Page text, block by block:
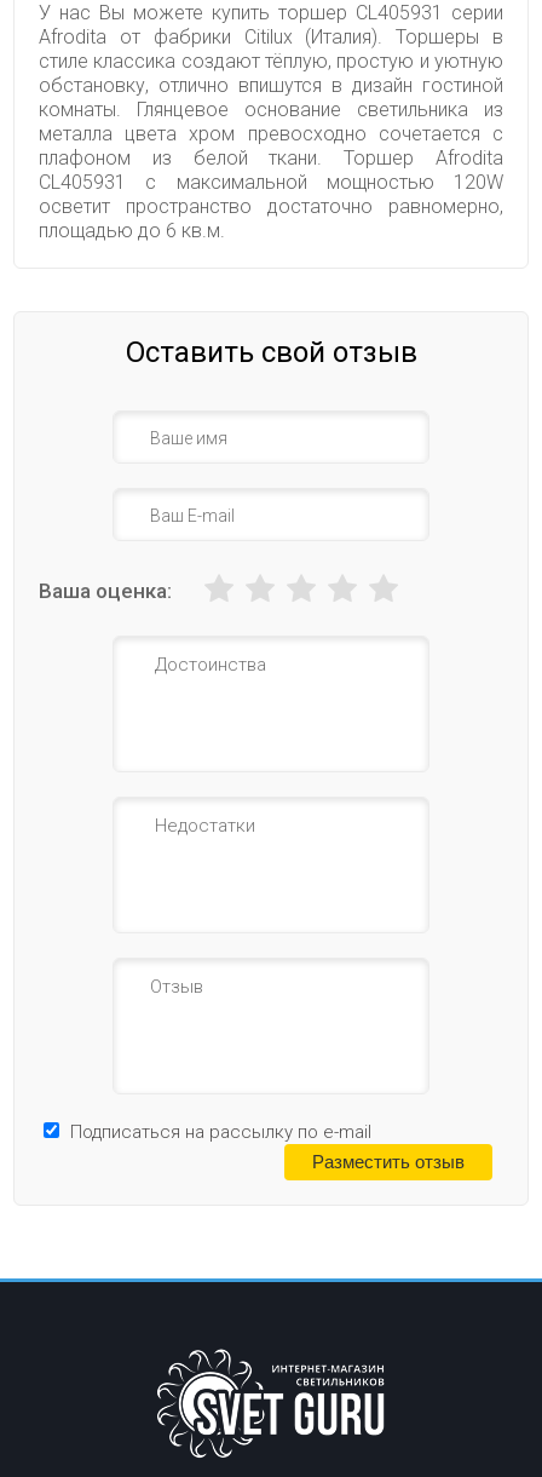
У нас Вы можете купить торшер CL405931 серии
Afrodita от фабрики Citilux (Италия). Торшеры в
стиле классика создают тёплую, простую и уютную
обстановку, отлично впишутся в дизайн гостиной
комнаты. Глянцевое основание светильника из
металла цвета хром превосходно сочетается с
плафоном из белой ткани. Торшер Afrodita
CL405931 с максимальной мощностью 120W
осветит пространство достаточно равномерно,
площадью до 6 кв.м.
Оставить свой отзыв
Ваша оценка:
Подписаться на рассылку по e-mail